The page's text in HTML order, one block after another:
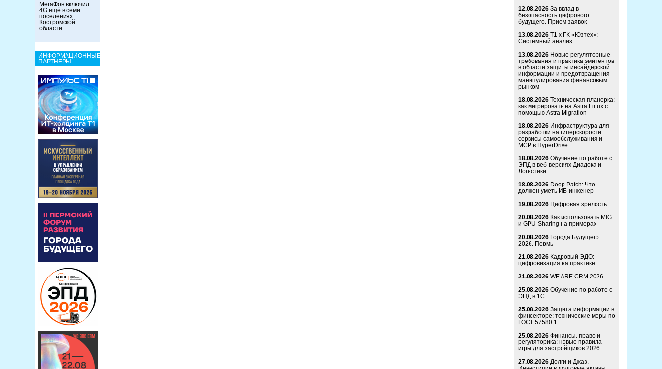
МегаФон включил
4G ещё в семи
поселениях
Костромской
области
ИНФОРМАЦИОННЫЕ
ПАРТНЕРЫ
12.08.2026 За вклад в
безопасность цифрового
будущего. Прием заявок
13.08.2026 Т1 x ГК «Юзтех»:
Системный анализ
13.08.2026 Новые регуляторные
требования и практика эмитентов
в области защиты инсайдерской
информации и предотвращения
манипулирования финансовым
рынком
18.08.2026 Техническая планерка:
как мигрировать на Astra Linux с
помощью Astra Migration
18.08.2026 Инфраструктура для
разработки на гиперскорости:
сервисы самообслуживания и
MCP в HyperDrive
18.08.2026 Обучение по работе с
ЭПД в веб-версиях Диадока и
Логистики
18.08.2026 Deep Patch: Что
должен уметь ИБ-инженер
19.08.2026 Цифровая зрелость
20.08.2026 Как использовать MIG
и GPU-Sharing на примерах
20.08.2026 Города Будущего
2026. Пермь
21.08.2026 Кадровый ЭДО:
цифровизация на практике
21.08.2026 WE ARE CRM 2026
25.08.2026 Обучение по работе с
ЭПД в 1С
25.08.2026 Защита информации в
финсекторе: технические меры по
ГОСТ 57580.1
25.08.2026 Финансы, право и
регуляторика: новые правила
игры для застройщиков 2026
27.08.2026 Долги и Джаз.